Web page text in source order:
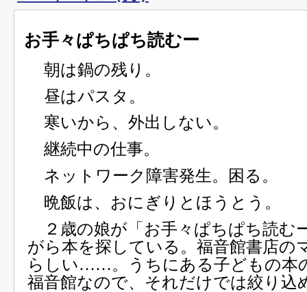
お手々ぱちぱち読むー
朝は鍋の残り。
昼はパスタ。
寒いから、外出しない。
継続中の仕事。
ネットワーク障害発生。困る。
晩飯は、おにぎりとほうとう。
２歳の娘が「お手々ぱちぱち読む
がら本を探している。福音館書店の
らしい……。うちにある子どもの本
福音館なので、それだけでは絞り込